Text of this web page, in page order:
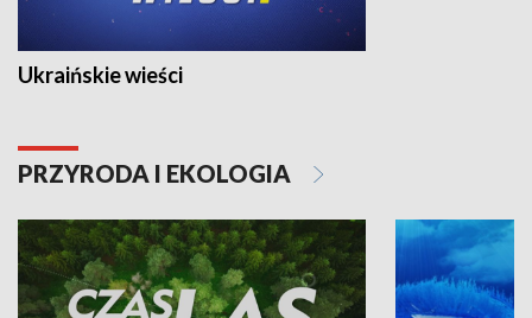
Ukraińskie wieści
PRZYRODA I EKOLOGIA